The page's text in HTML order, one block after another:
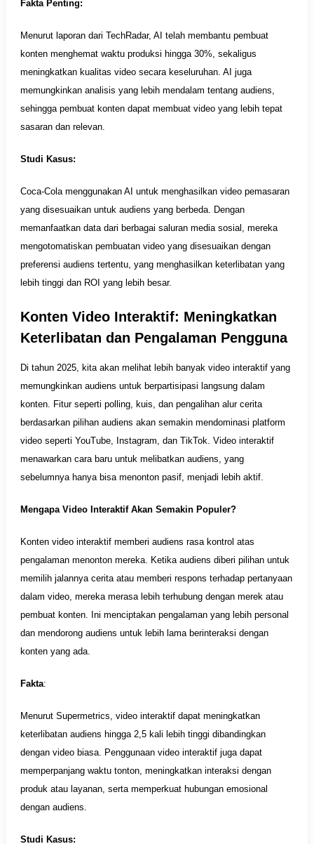
Fakta Penting:
Menurut laporan dari TechRadar, AI telah membantu pembuat
konten menghemat waktu produksi hingga 30%, sekaligus
meningkatkan kualitas video secara keseluruhan. AI juga
memungkinkan analisis yang lebih mendalam tentang audiens,
sehingga pembuat konten dapat membuat video yang lebih tepat
sasaran dan relevan.
Studi Kasus:
Coca-Cola menggunakan AI untuk menghasilkan video pemasaran
yang disesuaikan untuk audiens yang berbeda. Dengan
memanfaatkan data dari berbagai saluran media sosial, mereka
mengotomatiskan pembuatan video yang disesuaikan dengan
preferensi audiens tertentu, yang menghasilkan keterlibatan yang
lebih tinggi dan ROI yang lebih besar.
Konten Video Interaktif: Meningkatkan
Keterlibatan dan Pengalaman Pengguna
Di tahun 2025, kita akan melihat lebih banyak video interaktif yang
memungkinkan audiens untuk berpartisipasi langsung dalam
konten. Fitur seperti polling, kuis, dan pengalihan alur cerita
berdasarkan pilihan audiens akan semakin mendominasi platform
video seperti YouTube, Instagram, dan TikTok. Video interaktif
menawarkan cara baru untuk melibatkan audiens, yang
sebelumnya hanya bisa menonton pasif, menjadi lebih aktif.
Mengapa Video Interaktif Akan Semakin Populer?
Konten video interaktif memberi audiens rasa kontrol atas
pengalaman menonton mereka. Ketika audiens diberi pilihan untuk
memilih jalannya cerita atau memberi respons terhadap pertanyaan
dalam video, mereka merasa lebih terhubung dengan merek atau
pembuat konten. Ini menciptakan pengalaman yang lebih personal
dan mendorong audiens untuk lebih lama berinteraksi dengan
konten yang ada.
Fakta:
Menurut Supermetrics, video interaktif dapat meningkatkan
keterlibatan audiens hingga 2,5 kali lebih tinggi dibandingkan
dengan video biasa. Penggunaan video interaktif juga dapat
memperpanjang waktu tonton, meningkatkan interaksi dengan
produk atau layanan, serta memperkuat hubungan emosional
dengan audiens.
Studi Kasus: